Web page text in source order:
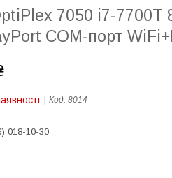
7050 i7-7700T
COM-порт
Код: 8014
018-10-30